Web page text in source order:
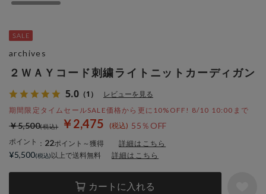
２ＷＡＹコード刺繍ライトニットカーディガン
5.0 （1） レビューを見る
期間限定タイムセールSALE価格から更に10%OFF! 8/10 10:00まで
￥2,475 55％OFF
￥5,500
ポイント ： 22ポイント～獲得 詳細はこちら
カートに入れる
archives
¥5,500 以上で送料無料 詳細はこちら